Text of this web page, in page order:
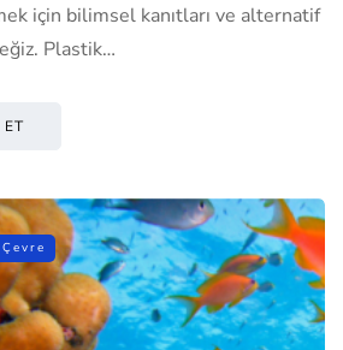
için bilimsel kanıtları ve alternatif
Plastik…
Çevre